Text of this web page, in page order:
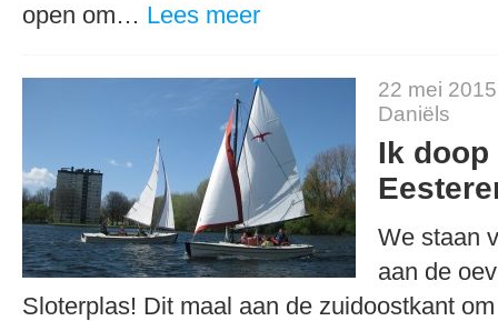
open om… Lees meer
22 mei
Daniëls
Ik doop
We staan
aan de
Sloterplas! Dit maal aan de zuidoostkant